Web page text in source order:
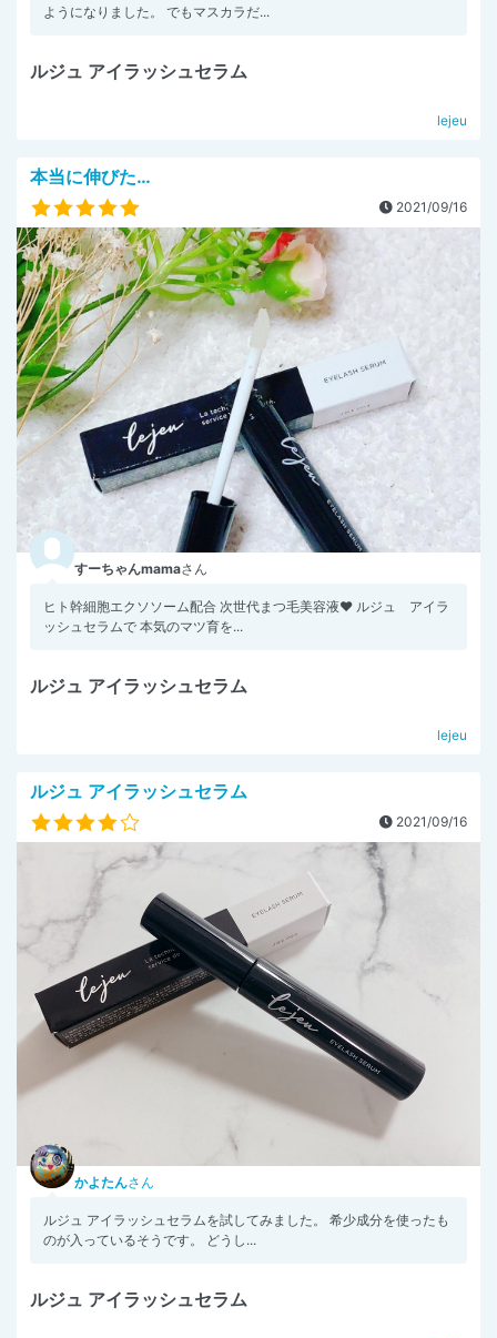
ようになりました。 でもマスカラだ...
ルジュ アイラッシュセラム
lejeu
本当に伸びた…
2021/09/16
すーちゃんmamaさん
ヒト幹細胞エクソソーム配合 次世代まつ毛美容液❤️ ルジュ アイラ
ッシュセラムで 本気のマツ育を...
ルジュ アイラッシュセラム
lejeu
ルジュ アイラッシュセラム
2021/09/16
かよたんさん
ルジュ アイラッシュセラムを試してみました。 希少成分を使ったも
のが入っているそうです。 どうし...
ルジュ アイラッシュセラム